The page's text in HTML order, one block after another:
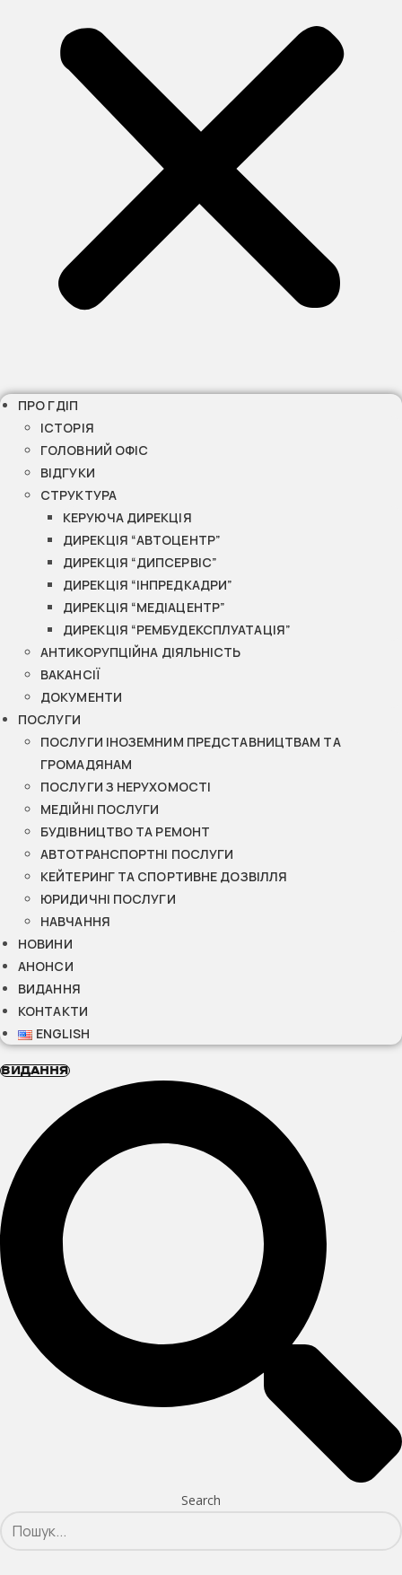
ПРО ГДІП
ІСТОРІЯ
ГОЛОВНИЙ ОФІС
ВІДГУКИ
СТРУКТУРА
КЕРУЮЧА ДИРЕКЦІЯ
ДИРЕКЦІЯ “АВТОЦЕНТР”
ДИРЕКЦІЯ “ДИПСЕРВІС”
ДИРЕКЦІЯ “ІНПРЕДКАДРИ”
ДИРЕКЦІЯ “МЕДІАЦЕНТР”
ДИРЕКЦІЯ “РЕМБУДЕКСПЛУАТАЦІЯ”
АНТИКОРУПЦІЙНА ДІЯЛЬНІСТЬ
ВАКАНСІЇ
ДОКУМЕНТИ
ПОСЛУГИ
ПОСЛУГИ ІНОЗЕМНИМ ПРЕДСТАВНИЦТВАМ ТА
ГРОМАДЯНАМ
ПОСЛУГИ З НЕРУХОМОСТІ
МЕДІЙНІ ПОСЛУГИ
БУДІВНИЦТВО ТА РЕМОНТ
АВТОТРАНСПОРТНІ ПОСЛУГИ
КЕЙТЕРИНГ ТА СПОРТИВНЕ ДОЗВІЛЛЯ
ЮРИДИЧНІ ПОСЛУГИ
НАВЧАННЯ
НОВИНИ
АНОНСИ
ВИДАННЯ
КОНТАКТИ
ENGLISH
ВИДАННЯ
Search